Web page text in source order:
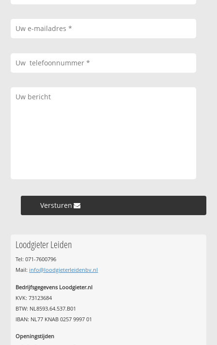
Versturen »
Loodgieter Leiden
Tel: 071-7600796
Mail: info@loodgieterleidenbv.nl
Bedrijfsgegevens Loodgieter.nl
KVK: 73123684
BTW: NL8593.64.537.B01
IBAN: NL77 KNAB 0257 9997 01
Openingstijden